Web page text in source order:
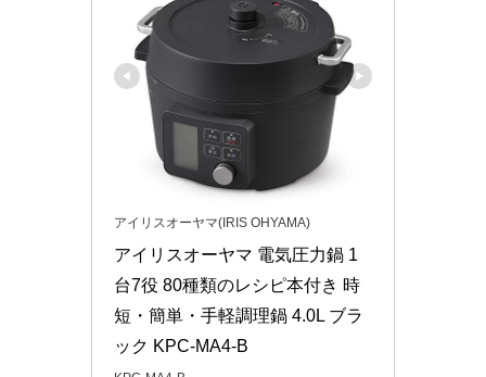
アイリスオーヤマ(IRIS OHYAMA)
アイリスオーヤマ 電気圧力鍋 1
台7役 80種類のレシピ本付き 時
短・簡単・手軽調理鍋 4.0L ブラ
ック KPC-MA4-B